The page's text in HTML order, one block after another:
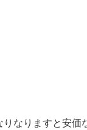
なりますと安価